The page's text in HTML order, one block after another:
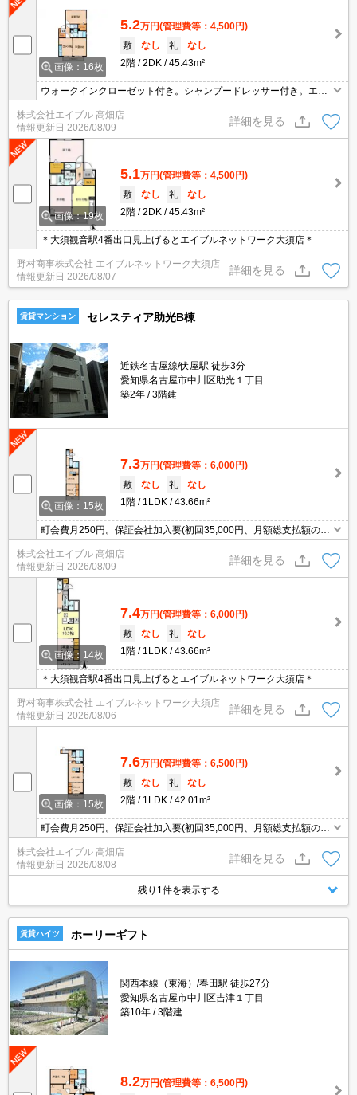
画像：16枚
5.2万円(管理費等：4,500円)
敷
なし 礼
なし
2階
2DK 45.43m²
ウォークインクローゼット付き。シャンプードレッサー付き。エア
コン付き。保証会社加入要(初回35,000円、月額総支払額の1％+800
円/月)。
株式会社エイブル 高畑店
情報更新日 2026/08/09
詳細を見る
画像：19枚
5.1万円(管理費等：4,500円)
敷
なし 礼
なし
2階
2DK 45.43m²
＊大須観音駅4番出口見上げるとエイブルネットワーク大須店＊
野村商事株式会社 エイブルネットワーク大須店
情報更新日 2026/08/07
詳細を見る
賃貸マンション セレスティア助光B棟
近鉄名古屋線/伏屋駅 徒歩3分
愛知県名古屋市中川区助光１丁目
築2年
3階建
画像：15枚
7.3万円(管理費等：6,000円)
敷
なし 礼
なし
1階
1LDK 43.66m²
町会費月250円。保証会社加入要(初回35,000円、月額総支払額の
1％+800円/月)。ICロック電池2,750円(契約時)。インターネット無
料。
株式会社エイブル 高畑店
情報更新日 2026/08/09
詳細を見る
画像：14枚
7.4万円(管理費等：6,000円)
敷
なし 礼
なし
1階
1LDK 43.66m²
＊大須観音駅4番出口見上げるとエイブルネットワーク大須店＊
野村商事株式会社 エイブルネットワーク大須店
情報更新日 2026/08/06
詳細を見る
画像：15枚
7.6万円(管理費等：6,500円)
敷
なし 礼
なし
2階
1LDK 42.01m²
町会費月250円。保証会社加入要(初回35,000円、月額総支払額の
1％+800円/月)。ICロック電池2,750円(契約時)。インターネット無
料。
株式会社エイブル 高畑店
情報更新日 2026/08/08
詳細を見る
残り1件を表示する
賃貸ハイツ ホーリーギフト
関西本線（東海）/春田駅 徒歩27分
愛知県名古屋市中川区吉津１丁目
築10年
3階建
8.2万円(管理費等：6,500円)